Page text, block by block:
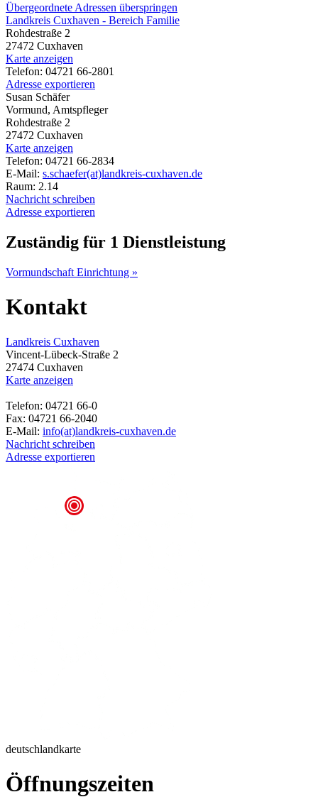
Übergeordnete Adressen überspringen
Landkreis Cuxhaven - Bereich Familie
Rohdestraße 2
27472 Cuxhaven
Karte anzeigen
Telefon: 04721 66-2801
Adresse exportieren
Susan Schäfer
Vormund, Amtspfleger
Rohdestraße 2
27472 Cuxhaven
Karte anzeigen
Telefon: 04721 66-2834
E-Mail: s.schaefer(at)landkreis-cuxhaven.de
Raum: 2.14
Nachricht schreiben
Adresse exportieren
Zuständig für 1 Dienstleistung
Vormundschaft Einrichtung »
Kontakt
Landkreis Cuxhaven
Vincent-Lübeck-Straße 2
27474 Cuxhaven
Karte anzeigen
Telefon: 04721 66-0
Fax: 04721 66-2040
E-Mail: info(at)landkreis-cuxhaven.de
Nachricht schreiben
Adresse exportieren
deutschlandkarte
Öffnungszeiten